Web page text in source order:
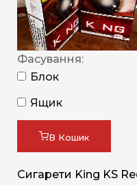
Фасування:
Блок
Ящик
В Кошик
Сигарети King KS